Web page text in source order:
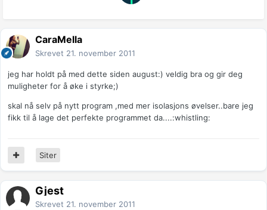
CaraMella
Skrevet 21. november 2011
jeg har holdt på med dette siden august:) veldig bra og gir deg
muligheter for å øke i styrke;)
skal nå selv på nytt program ,med mer isolasjons øvelser..bare jeg
fikk til å lage det perfekte programmet da....:whistling:
Siter
Gjest
Skrevet 21. november 2011